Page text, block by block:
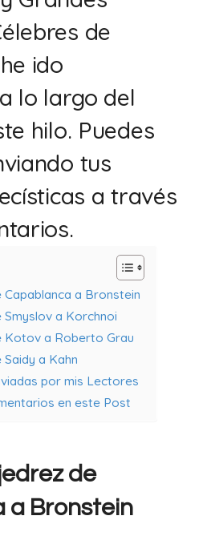
de
ido
lo largo del
hilo. Puedes
tus
a través
a Bronstein
a Korchnoi
Kotov a Roberto Grau
a Kahn
por mis Lectores
en este Post
de
a Bronstein